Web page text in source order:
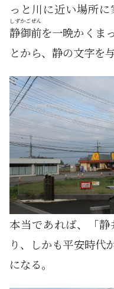
っと川に近い場所
静御前
しずかごぜん
を一晩かくま
とから、静の文字を
本当であれば、「
り、しかも平安時代
になる。